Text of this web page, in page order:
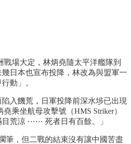
戰場大定，林炳堯隨太平洋艦隊到
日本也宣布投降，林改為與盟軍一
動」。
入饑荒，日軍投降前深水埗已出現
堯乘坐航母攻擊號（HMS Striker）
荒涼 ⋯⋯ 死者日有百餘。」
筆，但二戰的結束沒有讓中國苦盡